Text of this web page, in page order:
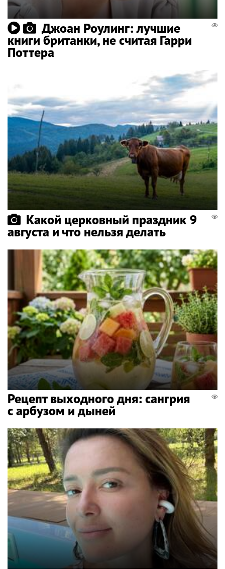
Джоан Роулинг: лучшие
книги британки, не считая Гарри
Поттера
Какой церковный праздник 9
августа и что нельзя делать
Рецепт выходного дня: сангрия
с арбузом и дыней